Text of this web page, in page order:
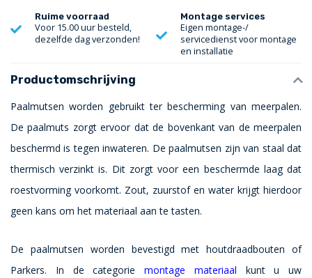
Ruime voorraad
Voor 15.00 uur besteld,
dezelfde dag verzonden!
Montage services
Eigen montage-/
servicedienst voor montage
en installatie
Productomschrijving
Paalmutsen worden gebruikt ter bescherming van meerpalen.
De paalmuts zorgt ervoor dat de bovenkant van de meerpalen
beschermd is tegen inwateren. De paalmutsen zijn van staal dat
thermisch verzinkt is. Dit zorgt voor een beschermde laag dat
roestvorming voorkomt. Zout, zuurstof en water krijgt hierdoor
geen kans om het materiaal aan te tasten.
De paalmutsen worden bevestigd met houtdraadbouten of
Parkers. In de categorie montage materiaal kunt u uw